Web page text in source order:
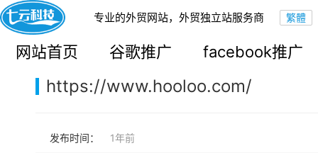
专业的外贸网站，外贸独立站服务商
网站首页 谷歌推广 facebook推广
您的当前位置： 网站首页>案例展示>B2B外贸独立站
https://www.hooloo.com/
发布时间： 1年前